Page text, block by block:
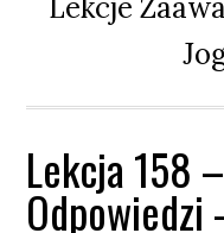
Lekcje
Lekcja 158
Odpowiedzi